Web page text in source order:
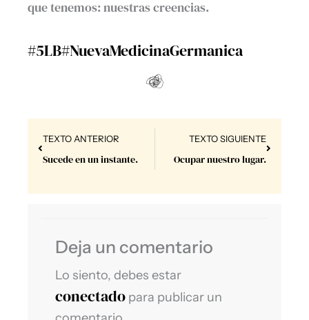
que tenemos: nuestras creencias.
#5LB#NuevaMedicinaGermanica
Prev
TEXTO ANTERIOR
Sucede en un instante.
TEXTO SIGUIENTE
Ocupar nuestro lugar.
Next
Deja un comentario
Lo siento, debes estar
conectado para publicar un